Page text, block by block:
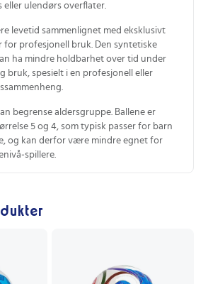
eller ulendørs overflater.
levetid sammenlignet med eksklusivt
for profesjonell bruk. Den syntetiske
ha mindre holdbarhet over tid under
bruk, spesielt i en profesjonell eller
begrense aldersgruppe. Ballene er
5 og 4, som typisk passer for barn
og kan derfor være mindre egnet for